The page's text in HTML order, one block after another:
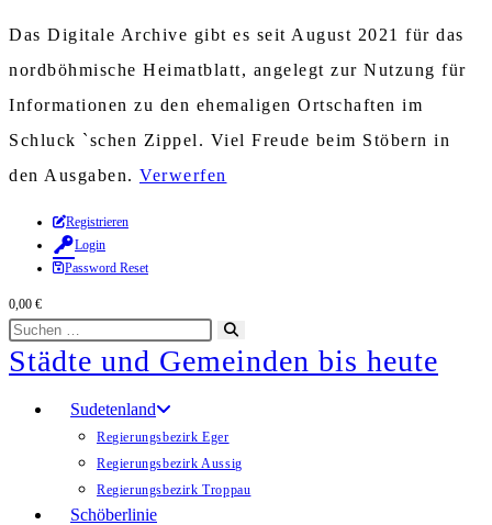
Das Digitale Archive gibt es seit August 2021 für das
nordböhmische Heimatblatt, angelegt zur Nutzung für
Informationen zu den ehemaligen Ortschaften im
Schluck `schen Zippel. Viel Freude beim Stöbern in
den Ausgaben. Verwerfen
Zum
Inhalt
springen
Registrieren
Login
Password Reset
0,00 €
Diese
Website
durchsuchen
starten
Städte und Gemeinden bis heute
Sudetenland
Regierungsbezirk Eger
Regierungsbezirk Aussig
Regierungsbezirk Troppau
Schöberlinie